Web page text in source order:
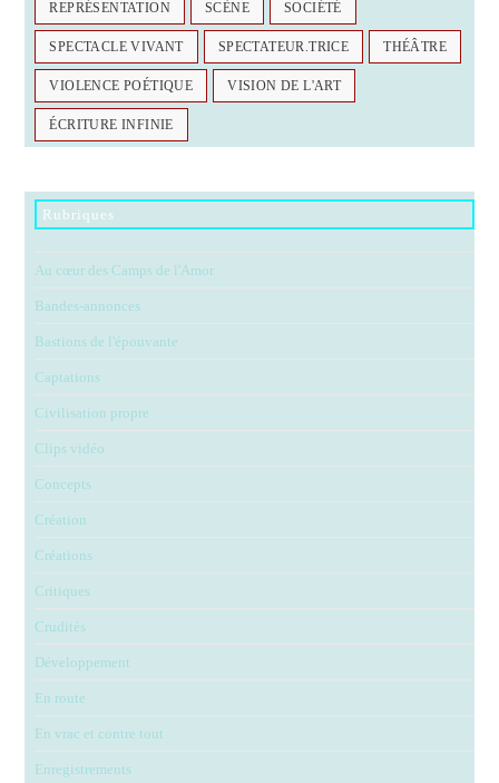
REPRÉSENTATION SCÈNE SOCIÉTÉ
SPECTACLE VIVANT SPECTATEUR.TRICE THÉÂTRE
VIOLENCE POÉTIQUE VISION DE L'ART
ÉCRITURE INFINIE
Rubriques
Au cœur des Camps de l'Amor
Bandes-annonces
Bastions de l'épouvante
Captations
Civilisation propre
Clips vidéo
Concepts
Création
Créations
Critiques
Crudités
Développement
En route
En vrac et contre tout
Enregistrements